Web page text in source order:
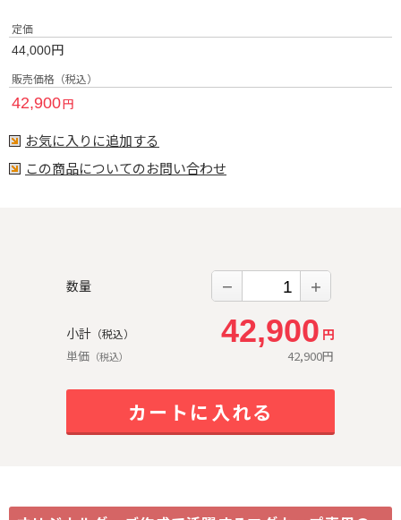
定価
44,000円
販売価格（税込）
42,900円
お気に入りに追加する
この商品についてのお問い合わせ
数量 － ＋
小計 （税込） 42,900 円
単価 （税込） 42,900円
カートに入れる